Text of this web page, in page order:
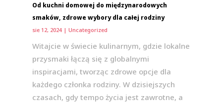
Od kuchni domowej do międzynarodowych
smaków, zdrowe wybory dla całej rodziny
sie 12, 2024| Uncategorized
Witajcie w świecie kulinarnym, gdzie lokalne
przysmaki łączą się z globalnymi
inspiracjami, tworząc zdrowe opcje dla
każdego członka rodziny. W dzisiejszych
czasach, gdy tempo życia jest zawrotne, a